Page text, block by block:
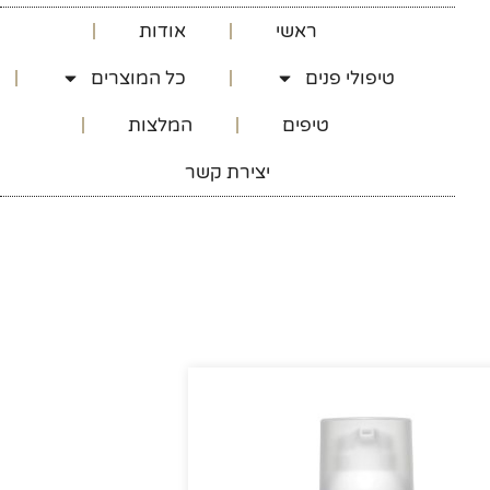
ראשי אודות
טיפולי פנים כל המוצרים
טיפים המלצות
יצירת קשר